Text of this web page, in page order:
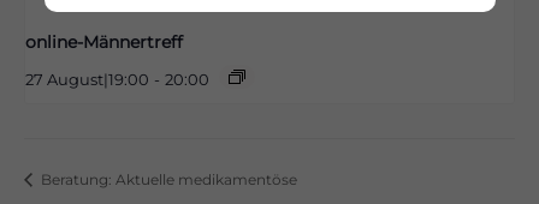
online-Männertreff
27 August|19:00 - 20:00
Beratung: Aktuelle medikamentöse